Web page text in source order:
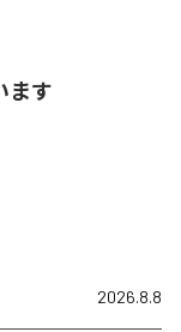
ます
2026.8.8